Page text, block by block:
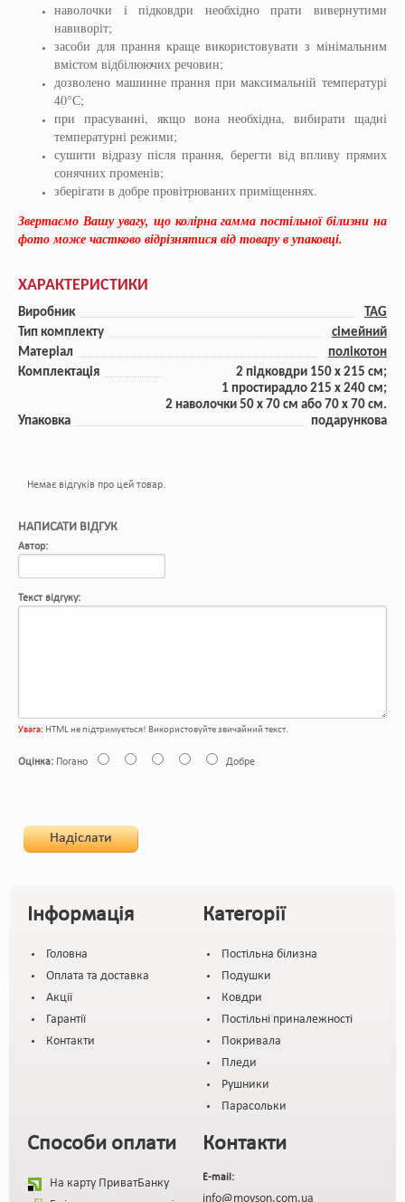
наволочки і підковдри необхідно прати вивернутими
навиворіт;
засоби для прання краще використовувати з мінімальним
вмістом відбілюючих речовин;
дозволено машинне прання при максимальній температурі
40°С;
при прасуванні, якщо вона необхідна, вибирати щадні
температурні режими;
сушити відразу після прання, берегти від впливу прямих
сонячних променів;
зберігати в добре провітрюваних приміщеннях.
Звертаємо Вашу увагу, що колірна гамма постільної білизни на
фото може частково відрізнятися від товару в упаковці.
ХАРАКТЕРИСТИКИ
Виробник
TAG
Тип комплекту
сімейний
Матеріал
полікотон
Комплектація
2 підковдри 150 x 215 см;
1 простирадло 215 x 240 см;
2 наволочки 50 x 70 см або 70 х 70 см.
Упаковка
подарункова
Немає відгуків про цей товар.
НАПИСАТИ ВІДГУК
Автор:
Текст відгуку:
Увага: HTML не підтримується! Використовуйте звичайний текст.
Оцінка: Погано Добре
Надіслати
Інформація
Головна
Оплата та доставка
Акції
Гарантії
Контакти
Категорії
Постільна білизна
Подушки
Ковдри
Постільні приналежності
Покривала
Пледи
Рушники
Парасольки
Способи оплати
На карту ПриватБанку
Контакти
E-mail:
info@moyson.com.ua